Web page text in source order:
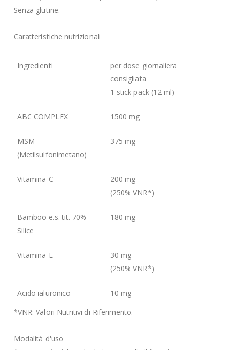
Senza glutine.
Caratteristiche nutrizionali
Ingredienti
per dose giornaliera
consigliata
1 stick pack (12 ml)
ABC COMPLEX 1500 mg
MSM
(Metilsulfonimetano)
375 mg
Vitamina C
200 mg
(250% VNR*)
Bamboo e.s. tit. 70%
Silice
180 mg
Vitamina E
30 mg
(250% VNR*)
Acido ialuronico
10 mg
*VNR: Valori Nutritivi di Riferimento.
Modalità d'uso